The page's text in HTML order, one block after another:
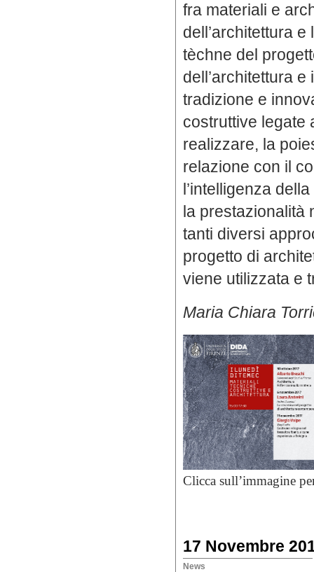
fra materiali e
dell’architettura
tèchne del
dell’architettura
tradizione e
costruttive legate
realizzare, la
relazione con il
l’intelligenza
la prestazionalità
tanti diversi
progetto di
viene utilizzata e
Maria Chiara
Clicca sull’immagine
17 Novembre
News